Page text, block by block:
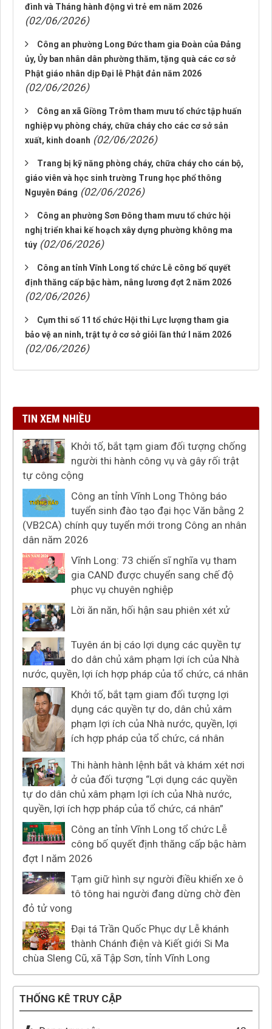
đình và Tháng hành động vì trẻ em năm 2026
(02/06/2026)
Công an phường Long Đức tham gia Đoàn của Đảng
ủy, Ủy ban nhân dân phường thăm, tặng quà các cơ sở
Phật giáo nhân dịp Đại lễ Phật đản năm 2026
(02/06/2026)
Công an xã Giồng Trôm tham mưu tổ chức tập huấn
nghiệp vụ phòng cháy, chữa cháy cho các cơ sở sản
xuất, kinh doanh (02/06/2026)
Trang bị kỹ năng phòng cháy, chữa cháy cho cán bộ,
giáo viên và học sinh trường Trung học phổ thông
Nguyễn Đáng (02/06/2026)
Công an phường Sơn Đông tham mưu tổ chức hội
nghị triển khai kế hoạch xây dựng phường không ma
túy (02/06/2026)
Công an tỉnh Vĩnh Long tổ chức Lễ công bố quyết
định thăng cấp bậc hàm, nâng lương đợt 2 năm 2026
(02/06/2026)
Cụm thi số 11 tổ chức Hội thi Lực lượng tham gia
bảo vệ an ninh, trật tự ở cơ sở giỏi lần thứ I năm 2026
(02/06/2026)
TIN XEM NHIỀU
Khởi tố, bắt tạm giam đối tượng chống
người thi hành công vụ và gây rối trật
tự công cộng
Công an tỉnh Vĩnh Long Thông báo
tuyển sinh đào tạo đại học Văn bằng 2
(VB2CA) chính quy tuyển mới trong Công an nhân
dân năm 2026
Vĩnh Long: 73 chiến sĩ nghĩa vụ tham
gia CAND được chuyển sang chế độ
phục vụ chuyên nghiệp
Lời ăn năn, hối hận sau phiên xét xử
Tuyên án bị cáo lợi dụng các quyền tự
do dân chủ xâm phạm lợi ích của Nhà
nước, quyền, lợi ích hợp pháp của tổ chức, cá nhân
Khởi tố, bắt tạm giam đối tượng lợi
dụng các quyền tự do, dân chủ xâm
phạm lợi ích của Nhà nước, quyền, lợi
ích hợp pháp của tổ chức, cá nhân
Thi hành hành lệnh bắt và khám xét nơi
ở của đối tượng “Lợi dụng các quyền
tự do dân chủ xâm phạm lợi ích của Nhà nước,
quyền, lợi ích hợp pháp của tổ chức, cá nhân”
Công an tỉnh Vĩnh Long tổ chức Lễ
công bố quyết định thăng cấp bậc hàm
đợt I năm 2026
Tạm giữ hình sự người điều khiển xe ô
tô tông hai người đang dừng chờ đèn
đỏ tử vong
Đại tá Trần Quốc Phục dự Lễ khánh
thành Chánh điện và Kiết giới Si Ma
chùa Sleng Cũ, xã Tập Sơn, tỉnh Vĩnh Long
THỐNG KÊ TRUY CẬP